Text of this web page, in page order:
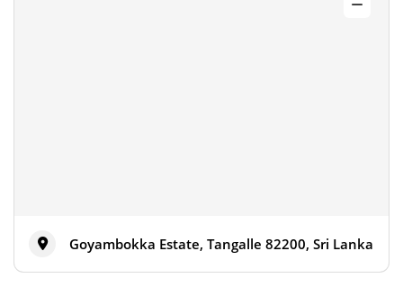
Goyambokka Estate, Tangalle 82200, Sri Lanka